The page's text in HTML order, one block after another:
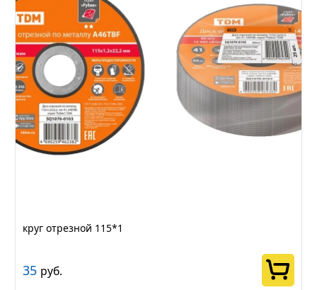
круг отрезной 115*1
35 руб.